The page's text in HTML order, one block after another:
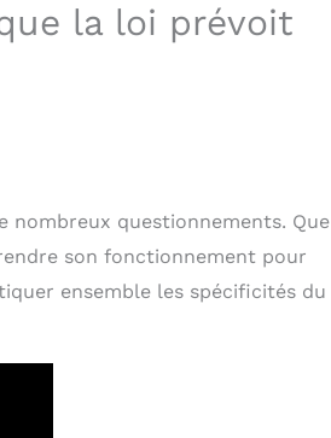
la loi prévoit
nombreux questionnements. Que
son fonctionnement pour
ensemble les spécificités du